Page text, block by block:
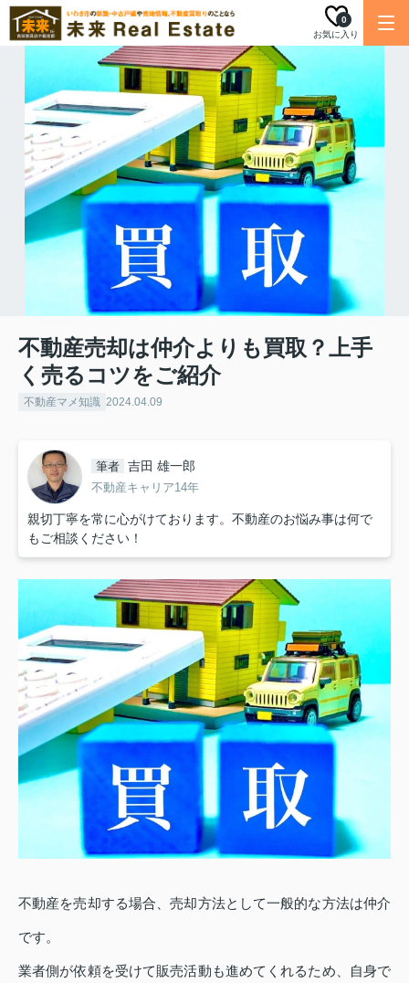
お気に入り
0
不動産売却は仲介よりも買取？上手
く売るコツをご紹介
不動産マメ知識 2024.04.09
筆者 吉田 雄一郎
不動産キャリア14年
親切丁寧を常に心がけております。不動産のお悩み事は何で
もご相談ください！
不動産を売却する場合、売却方法として一般的な方法は仲介
です。
業者側が依頼を受けて販売活動も進めてくれるため、自身で